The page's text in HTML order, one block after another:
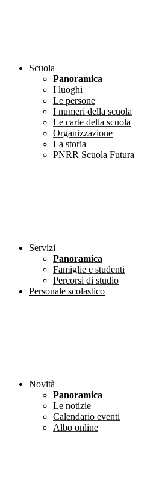
Scuola
Panoramica
I luoghi
Le persone
I numeri della scuola
Le carte della scuola
Organizzazione
La storia
PNRR Scuola Futura
Servizi
Panoramica
Famiglie e studenti
Percorsi di studio
Personale scolastico
Novità
Panoramica
Le notizie
Calendario eventi
Albo online